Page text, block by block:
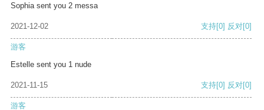
Sophia sent you 2 messa
2021-12-02 支持[0] 反对[0]
游客
Estelle sent you 1 nude
2021-11-15 支持[0] 反对[0]
游客